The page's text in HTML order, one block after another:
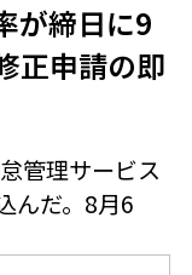
が締日に9
正申請の即
管理サービス
んだ。8月6